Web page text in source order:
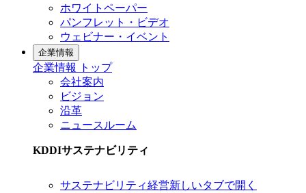
ホワイトペーパー
パンフレット・ビデオ
ウェビナー・イベント
企業情報
企業情報 トップ
会社案内
ビジョン
沿革
ニュースルーム
KDDIサステナビリティ
サステナビリティ経営新しいタブで開く